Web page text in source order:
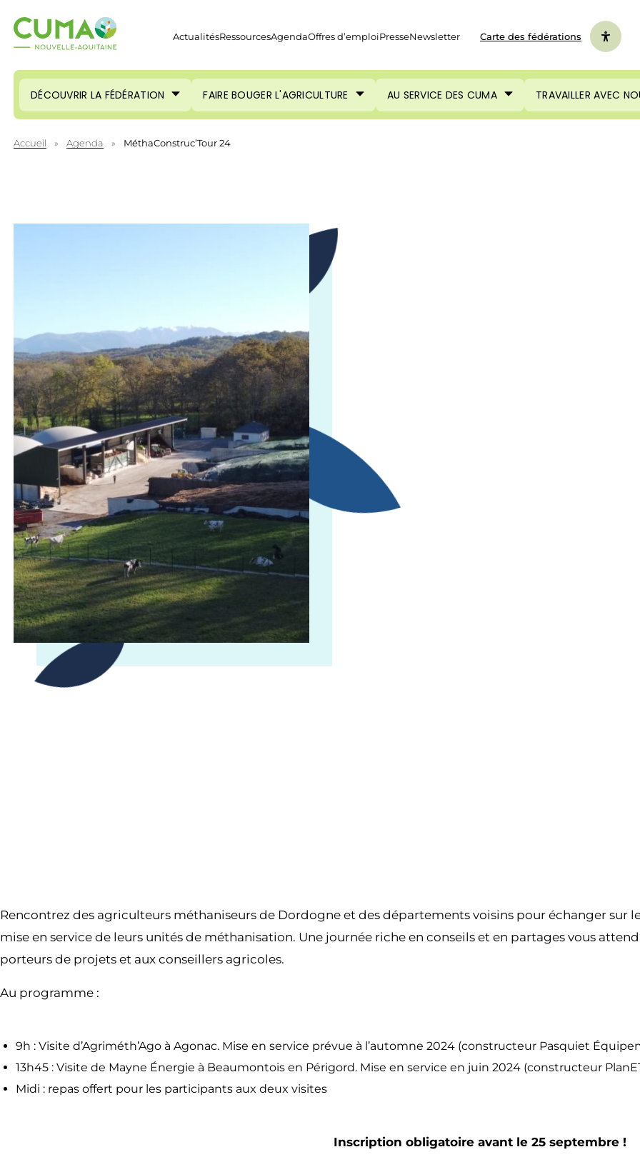
ActualitésRessourcesAgendaOffres d’emploiPresseNewsletter Carte des fédérations
DÉCOUVRIR LA FÉDÉRATION FAIRE BOUGER L'AGRICULTURE AU SERVICE DES CUMA TRAVAILLER AVEC
Accueil » Agenda » MéthaConstruc’Tour 24
Rencontrez des agriculteurs méthaniseurs de Dordogne et des départements voisins pour échanger sur
mise en service de leurs unités de méthanisation. Une journée riche en conseils et en partages vous
porteurs de projets et aux conseillers agricoles.
Au programme :
9h : Visite d’Agriméth’Ago à Agonac. Mise en service prévue à l’automne 2024 (constructeur Pasquiet
13h45 : Visite de Mayne Énergie à Beaumontois en Périgord. Mise en service en juin 2024 (constructeur
Midi : repas offert pour les participants aux deux visites
Inscription obligatoire avant le 25 septembre !